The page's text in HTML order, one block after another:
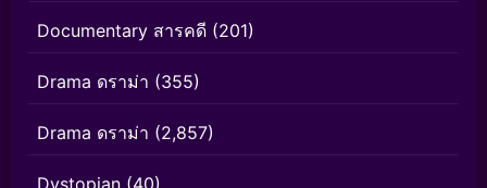
Documentary สารคดี (201)
Drama ดราม่า (355)
Drama ดราม่า (2,857)